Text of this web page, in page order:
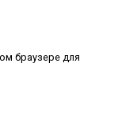
браузере для